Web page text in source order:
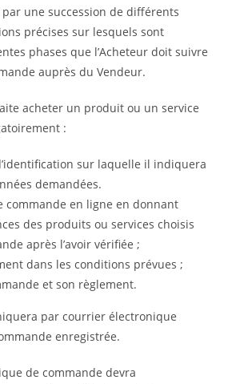
une succession de différents
précises sur lesquels sont
phases que l’Acheteur doit suivre
auprès du Vendeur.
acheter un produit ou un service
:
sur laquelle il indiquera
demandées.
commande en ligne en donnant
des produits ou services choisis
après l’avoir vérifiée ;
dans les conditions prévues ;
et son règlement.
par courrier électronique
enregistrée.
de commande devra